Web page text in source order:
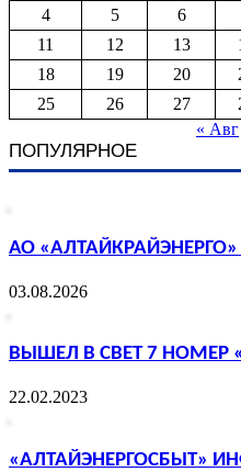
4
5 6
11
12 13
18
19 20
25
26 27
« Авг
ПОПУЛЯРНОЕ
АО
03.08.2026
ВЫШЕЛ В СВЕТ 7 НОМЕР
22.02.2023
«АЛТАЙЭНЕРГОСБЫТ»